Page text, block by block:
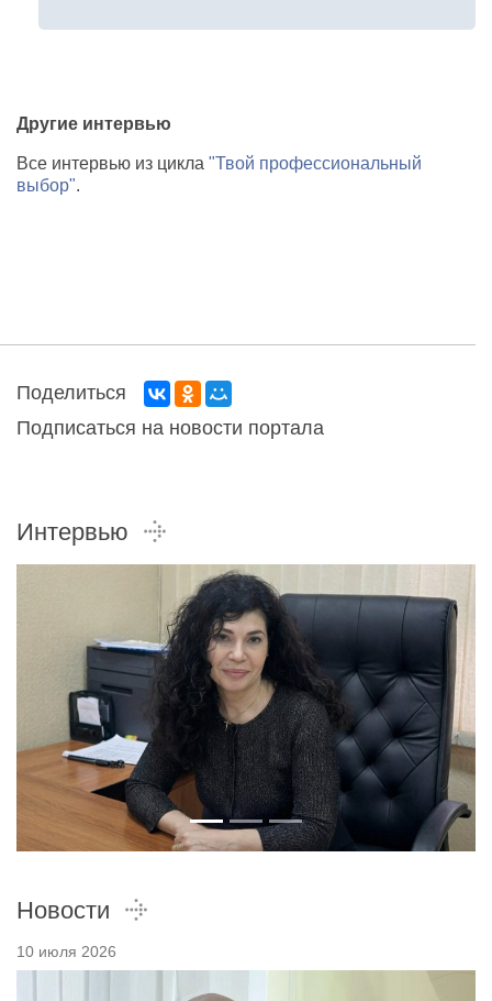
Другие интервью
Все интервью из цикла "Твой профессиональный
выбор".
Поделиться
Подписаться на новости портала
Интервью
Новости
10 июля 2026